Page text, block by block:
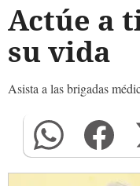
Actúe a
su vida
Asista a las brigadas